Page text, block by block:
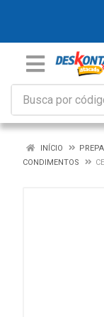
INÍCIO
CONDIMENTOS